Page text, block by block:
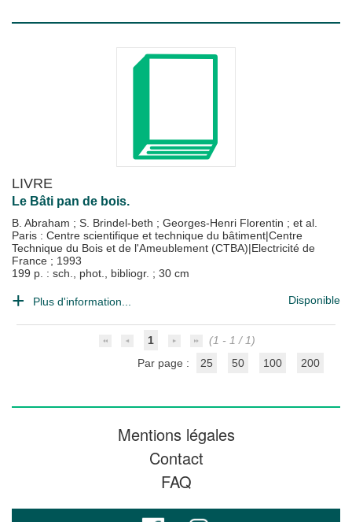
LIVRE
Le Bâti pan de bois.
B. Abraham ; S. Brindel-beth ; Georges-Henri Florentin ; et al.
Paris : Centre scientifique et technique du bâtiment|Centre
Technique du Bois et de l'Ameublement (CTBA)|Electricité de
France ; 1993
199 p. : sch., phot., bibliogr. ; 30 cm
Plus d'information... Disponible
1
(1 - 1 / 1)
Par page :
25 50 100 200
Mentions légales
Contact
FAQ